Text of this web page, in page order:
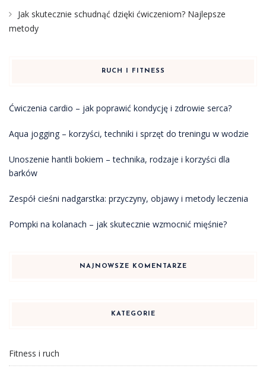
Jak skutecznie schudnąć dzięki ćwiczeniom? Najlepsze
metody
RUCH I FITNESS
Ćwiczenia cardio – jak poprawić kondycję i zdrowie serca?
Aqua jogging – korzyści, techniki i sprzęt do treningu w wodzie
Unoszenie hantli bokiem – technika, rodzaje i korzyści dla
barków
Zespół cieśni nadgarstka: przyczyny, objawy i metody leczenia
Pompki na kolanach – jak skutecznie wzmocnić mięśnie?
NAJNOWSZE KOMENTARZE
KATEGORIE
Fitness i ruch